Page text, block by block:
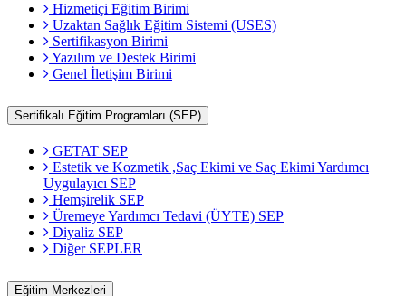
Hizmetiçi Eğitim Birimi
Uzaktan Sağlık Eğitim Sistemi (USES)
Sertifikasyon Birimi
Yazılım ve Destek Birimi
Genel İletişim Birimi
Sertifikalı Eğitim Programları (SEP)
GETAT SEP
Estetik ve Kozmetik ,Saç Ekimi ve Saç Ekimi Yardımcı
Uygulayıcı SEP
Hemşirelik SEP
Üremeye Yardımcı Tedavi (ÜYTE) SEP
Diyaliz SEP
Diğer SEPLER
Eğitim Merkezleri